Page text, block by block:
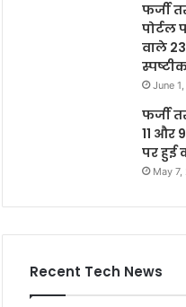
फर्जी
पोर्टल
वाले
June
फर्जी
11 और
पर हुई
May
Recent Tech News